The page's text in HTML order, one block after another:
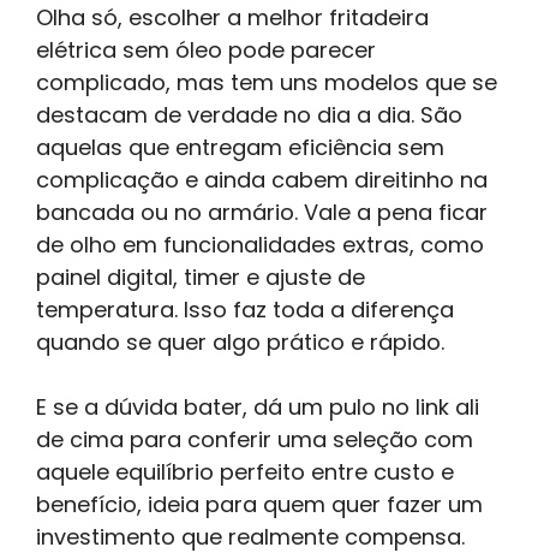
Olha só, escolher a melhor fritadeira
elétrica sem óleo pode parecer
complicado, mas tem uns modelos que se
destacam de verdade no dia a dia. São
aquelas que entregam eficiência sem
complicação e ainda cabem direitinho na
bancada ou no armário. Vale a pena ficar
de olho em funcionalidades extras, como
painel digital, timer e ajuste de
temperatura. Isso faz toda a diferença
quando se quer algo prático e rápido.
E se a dúvida bater, dá um pulo no link ali
de cima para conferir uma seleção com
aquele equilíbrio perfeito entre custo e
benefício, ideia para quem quer fazer um
investimento que realmente compensa.